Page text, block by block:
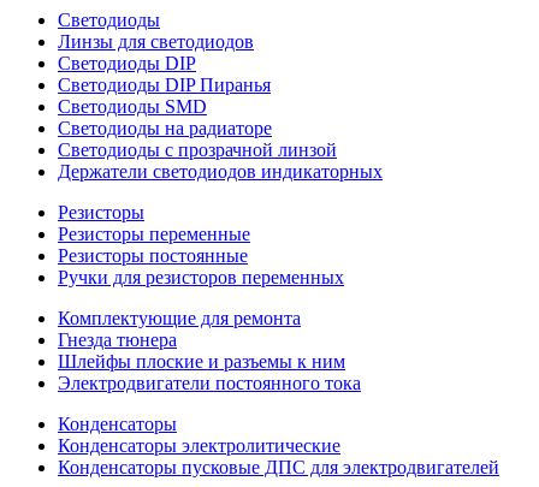
Светодиоды
Линзы для светодиодов
Светодиоды DIP
Светодиоды DIP Пиранья
Светодиоды SMD
Светодиоды на радиаторе
Светодиоды с прозрачной линзой
Держатели светодиодов индикаторных
Резисторы
Резисторы переменные
Резисторы постоянные
Ручки для резисторов переменных
Комплектующие для ремонта
Гнезда тюнера
Шлейфы плоские и разъемы к ним
Электродвигатели постоянного тока
Конденсаторы
Конденсаторы электролитические
Конденсаторы пусковые ДПС для электродвигателей